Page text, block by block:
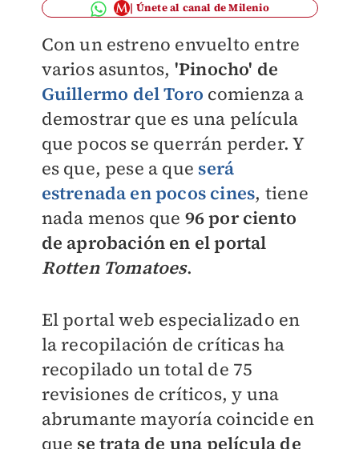
Únete al canal de Milenio
Con un estreno envuelto entre
varios asuntos, 'Pinocho' de
Guillermo del Toro comienza a
demostrar que es una película
que pocos se querrán perder. Y
es que, pese a que será
estrenada en pocos cines, tiene
nada menos que 96 por ciento
de aprobación en el portal
Rotten Tomatoes.
El portal web especializado en
la recopilación de críticas ha
recopilado un total de 75
revisiones de críticos, y una
abrumante mayoría coincide en
que se trata de una película de